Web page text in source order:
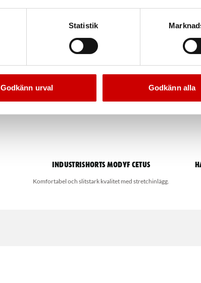
Statistik
Godkänn urval Godkänn alla
Industrishorts MODYF Cetus
Komfortabel och slitstark kvalitet med stretchinlägg.